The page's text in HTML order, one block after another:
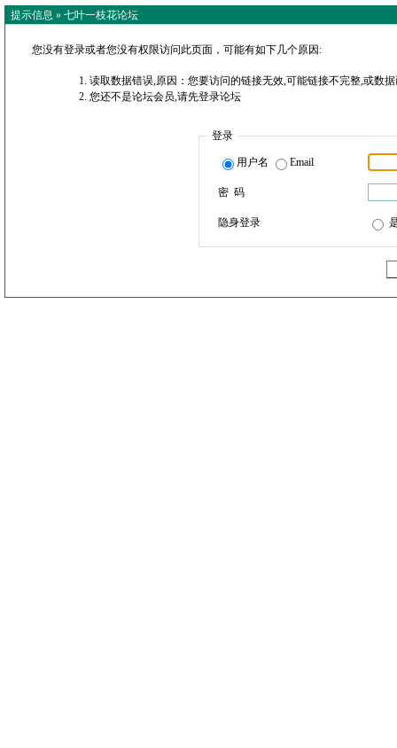
提示信息 » 七叶一枝花论坛
您没有登录或者您没有权限访问此页面，可能有如下几个原因:
读取数据错误,原因：您要访问的链接无效,可能链接不完整,或数
您还不是论坛会员,请先登录论坛
登录
用户名 Email
密 码
隐身登录